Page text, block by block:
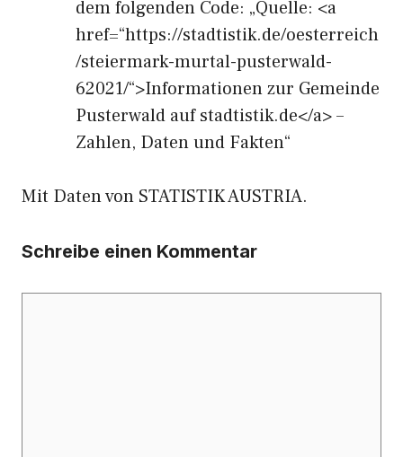
dem folgenden Code: „Quelle: <a
href=“https://stadtistik.de/oesterreich
/steiermark-murtal-pusterwald-
62021/“>Informationen zur Gemeinde
Pusterwald auf stadtistik.de</a> –
Zahlen, Daten und Fakten“
Mit Daten von STATISTIK AUSTRIA.
Schreibe einen Kommentar